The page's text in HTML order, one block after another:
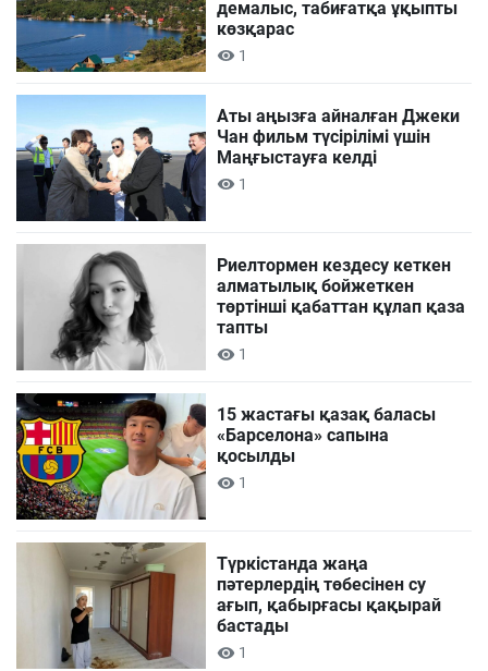
демалыс, табиғатқа ұқыпты
көзқарас
1
Аты аңызға айналған Джеки
Чан фильм түсірілімі үшін
Маңғыстауға келді
1
Риелтормен кездесу кеткен
алматылық бойжеткен
төртінші қабаттан құлап қаза
тапты
1
15 жастағы қазақ баласы
«Барселона» сапына
қосылды
1
Түркістанда жаңа
пәтерлердің төбесінен су
ағып, қабырғасы қақырай
бастады
1